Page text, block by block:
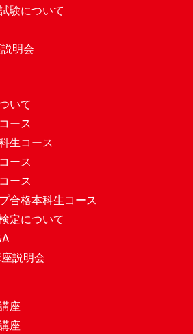
験について
明会
いて
ース
生コース
ース
ース
合格本科生コース
定について
説明会
座
座